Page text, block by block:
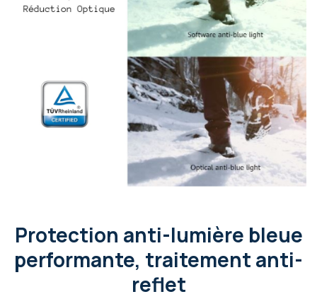
Protection anti-lumière bleue
performante, traitement anti-
reflet